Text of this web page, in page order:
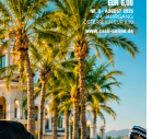
Förderung im